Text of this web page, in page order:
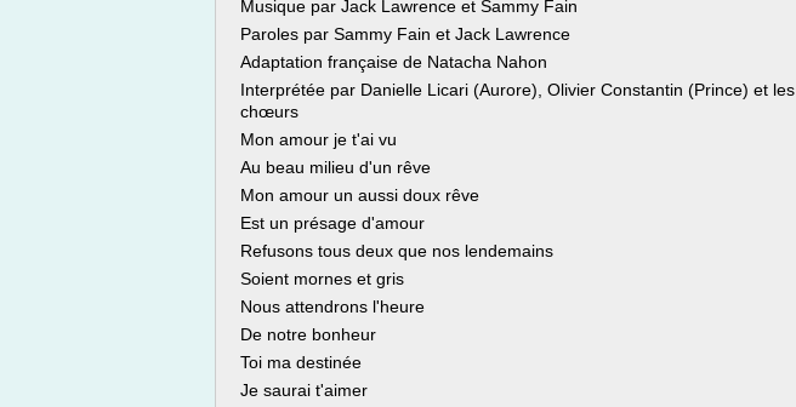
Musique par Jack Lawrence et Sammy Fain
Paroles par Sammy Fain et Jack Lawrence
Adaptation française de Natacha Nahon
Interprétée par Danielle Licari (Aurore), Olivier Constantin (Prince) et les
chœurs
Mon amour je t'ai vu
Au beau milieu d'un rêve
Mon amour un aussi doux rêve
Est un présage d'amour
Refusons tous deux que nos lendemains
Soient mornes et gris
Nous attendrons l'heure
De notre bonheur
Toi ma destinée
Je saurai t'aimer